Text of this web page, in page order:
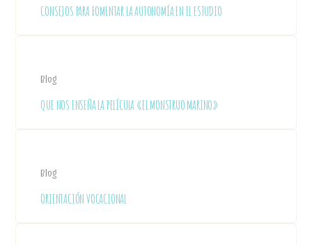
CONSEJOS PARA FOMENTAR LA AUTONOMÍA EN EL ESTUDIO
Blog
QUE NOS ENSEÑA LA PELÍCULA «EL MONSTRUO MARINO»
Blog
ORIENTACIÓN VOCACIONAL